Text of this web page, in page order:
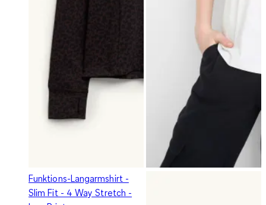
Funktions-Langarmshirt -
Slim Fit - 4 Way Stretch -